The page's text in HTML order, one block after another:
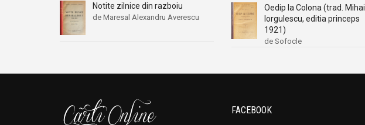
Notite zilnice din razboiu
de Maresal Alexandru Averescu
Oedip la Colona (trad. Mihail
Iorgulescu, editia princeps
1921)
de Sofocle
FACEBOOK